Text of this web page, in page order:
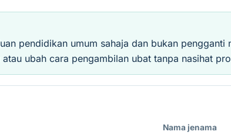
pendidikan umum sahaja dan bukan
ubah cara pengambilan ubat tanpa nasihat
Nama jenama